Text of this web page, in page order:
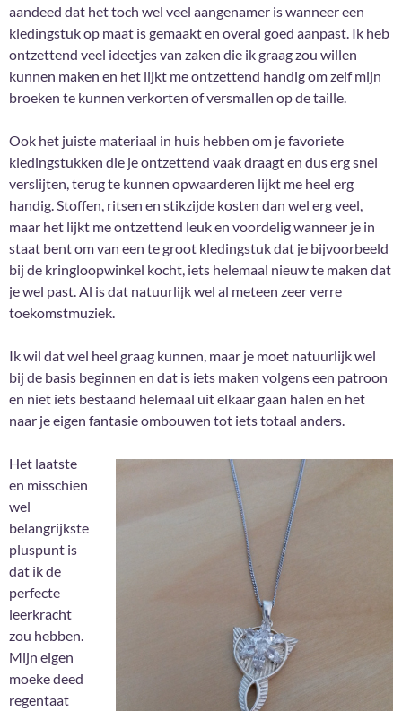
aandeed dat het toch wel veel aangenamer is wanneer een
kledingstuk op maat is gemaakt en overal goed aanpast. Ik heb
ontzettend veel ideetjes van zaken die ik graag zou willen
kunnen maken en het lijkt me ontzettend handig om zelf mijn
broeken te kunnen verkorten of versmallen op de taille.
Ook het juiste materiaal in huis hebben om je favoriete
kledingstukken die je ontzettend vaak draagt en dus erg snel
verslijten, terug te kunnen opwaarderen lijkt me heel erg
handig. Stoffen, ritsen en stikzijde kosten dan wel erg veel,
maar het lijkt me ontzettend leuk en voordelig wanneer je in
staat bent om van een te groot kledingstuk dat je bijvoorbeeld
bij de kringloopwinkel kocht, iets helemaal nieuw te maken dat
je wel past. Al is dat natuurlijk wel al meteen zeer verre
toekomstmuziek.
Ik wil dat wel heel graag kunnen, maar je moet natuurlijk wel
bij de basis beginnen en dat is iets maken volgens een patroon
en niet iets bestaand helemaal uit elkaar gaan halen en het
naar je eigen fantasie ombouwen tot iets totaal anders.
Het laatste
en misschien
wel
belangrijkste
pluspunt is
dat ik de
perfecte
leerkracht
zou hebben.
Mijn eigen
moeke deed
regentaat